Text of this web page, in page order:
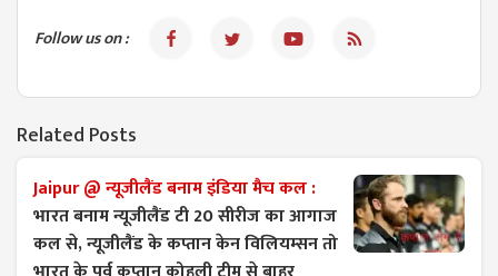
Follow us on :
Related Posts
Jaipur @ न्यूजीलैंड बनाम इंडिया मैच कल :
भारत बनाम न्यूजीलैंड टी 20 सीरीज का आगाज
कल से, न्यूजीलैंड के कप्तान केन विलियम्सन तो